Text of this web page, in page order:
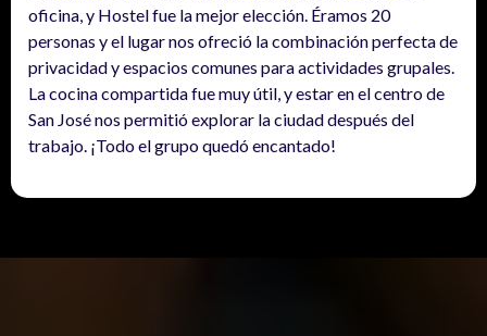
oficina, y Hostel fue la mejor elección. Éramos 20
personas y el lugar nos ofreció la combinación perfecta de
privacidad y espacios comunes para actividades grupales.
La cocina compartida fue muy útil, y estar en el centro de
San José nos permitió explorar la ciudad después del
trabajo. ¡Todo el grupo quedó encantado!